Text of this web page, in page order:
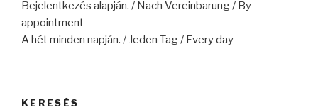
Bejelentkezés alapján. / Nach Vereinbarung / By
appointment
A hét minden napján. / Jeden Tag / Every day
KERESÉS